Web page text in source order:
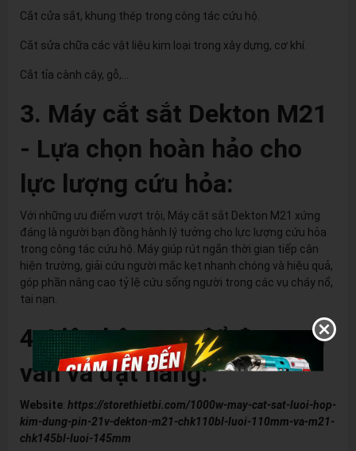
Cắt cửa sắt, khung thép trong công tác cứu hộ.
Cắt sửa chữa các vật liệu kim loại trong xây dựng, cơ khí.
Cắt tỉa cành cây, gỗ,...
3. Máy cắt sắt Dekton M21
- Lựa chọn hoàn hảo cho
lực lượng cứu hỏa:
Với những ưu điểm vượt trội, Máy cắt sắt Dekton M21 xứng
đáng là người bạn đồng hành lý tưởng cho lực lượng cứu hỏa
trong công tác cứu hộ. Máy giúp rút ngắn thời gian tiếp cận
hiện trường, giải cứu người mắc kẹt nhanh chóng và hiệu quả,
góp phần nâng cao tỷ lệ cứu sống người trong các vụ cháy nổ,
tai nạn.
4. Liên hệ ngay để được tư
vấn và đặt hàng:
Website: https://storethietbi.com/1000w-may-cat-sat-luoi-hop-
kim-dung-pin-21v-dekton-m21-chk110bl-luoi-110mm-va-m21-
chk145bl-luoi-145mm